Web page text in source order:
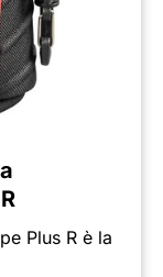
Plus R è la